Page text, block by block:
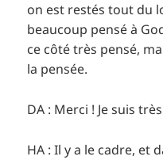
on est restés tout du
beaucoup pensé à
ce côté très pensé,
la pensée.
DA : Merci ! Je suis
HA : Il y a le cadre, et